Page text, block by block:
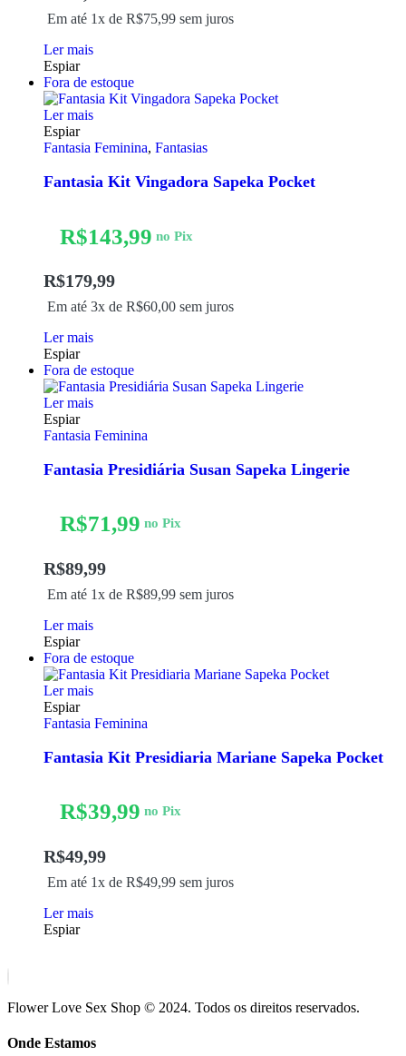
Em até 1x de R$75,99 sem juros
Ler mais
Espiar
Fora de estoque
Ler mais
Espiar
Fantasia Feminina, Fantasias
Fantasia Kit Vingadora Sapeka Pocket
R$179,99
Em até 3x de R$60,00 sem juros
R$143,99 no Pix
Ler mais
Espiar
Fora de estoque
Ler mais
Espiar
Fantasia Feminina
Fantasia Presidiária Susan Sapeka Lingerie
R$89,99
Em até 1x de R$89,99 sem juros
R$71,99 no Pix
Ler mais
Espiar
Fora de estoque
Ler mais
Espiar
Fantasia Feminina
Fantasia Kit Presidiaria Mariane Sapeka Pocket
R$49,99
Em até 1x de R$49,99 sem juros
R$39,99 no Pix
Ler mais
Espiar
Flower Love Sex Shop © 2024. Todos os direitos reservados.
Onde Estamos